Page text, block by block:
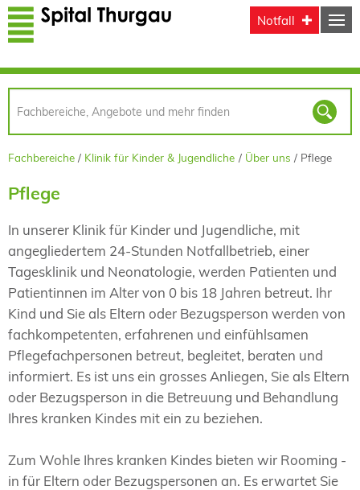
Direkt zum Inhalt
Notfall
Fachbereiche Klinik für Kinder & Jugendliche Über uns Pflege
Pflege
In unserer Klinik für Kinder und Jugendliche, mit
angegliedertem 24-Stunden Notfallbetrieb, einer
Tagesklinik und Neonatologie, werden Patienten und
Patientinnen im Alter von 0 bis 18 Jahren betreut. Ihr
Kind und Sie als Eltern oder Bezugsperson werden von
fachkompetenten, erfahrenen und einfühlsamen
Pflegefachpersonen betreut, begleitet, beraten und
informiert. Es ist uns ein grosses Anliegen, Sie als Eltern
oder Bezugsperson in die Betreuung und Behandlung
Ihres kranken Kindes mit ein zu beziehen.
Zum Wohle Ihres kranken Kindes bieten wir Rooming -
in für Eltern oder Bezugspersonen an. Es erwartet Sie